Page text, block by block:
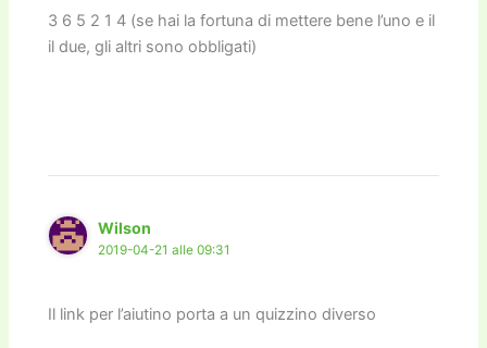
3 6 5 2 1 4 (se hai la fortuna di mettere bene l’uno e il
il due, gli altri sono obbligati)
Wilson
2019-04-21 alle 09:31
Il link per l’aiutino porta a un quizzino diverso